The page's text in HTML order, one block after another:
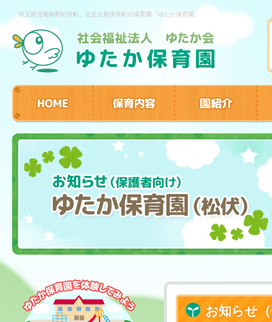
埼玉県北葛飾郡松伏町、北足立郡伊奈町の保育園「ゆたか保育園」
お知らせ